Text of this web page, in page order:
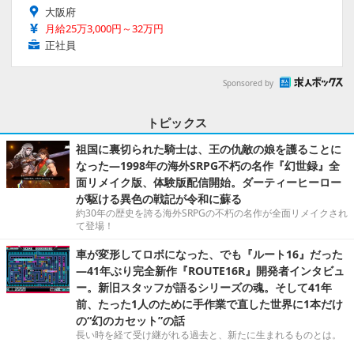
大阪府
月給25万3,000円～32万円
正社員
Sponsored by
トピックス
祖国に裏切られた騎士は、王の仇敵の娘を護ることに
なった―1998年の海外SRPG不朽の名作『幻世録』全
面リメイク版、体験版配信開始。ダーティーヒーロー
が駆ける異色の戦記が令和に蘇る
約30年の歴史を誇る海外SRPGの不朽の名作が全面リメイクされ
て登場！
車が変形してロボになった、でも『ルート16』だった
―41年ぶり完全新作『ROUTE16R』開発者インタビュ
ー。新旧スタッフが語るシリーズの魂。そして41年
前、たった1人のために手作業で直した世界に1本だけ
の“幻のカセット”の話
長い時を経て受け継がれる過去と、新たに生まれるものとは。